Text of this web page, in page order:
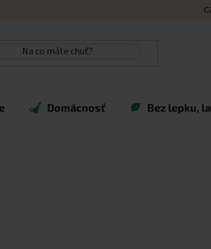
Domácnosť Bez lepku,